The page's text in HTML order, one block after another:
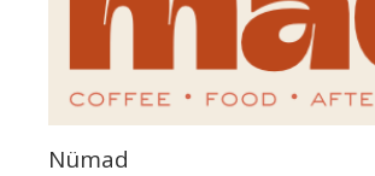
Nümad